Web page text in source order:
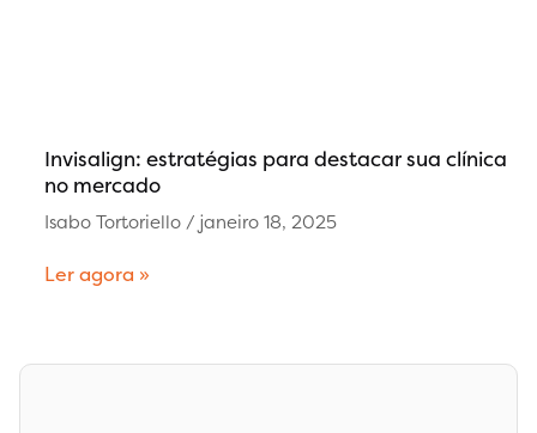
Invisalign: estratégias para destacar sua clínica
no mercado
Isabo Tortoriello janeiro 18, 2025
Ler agora »